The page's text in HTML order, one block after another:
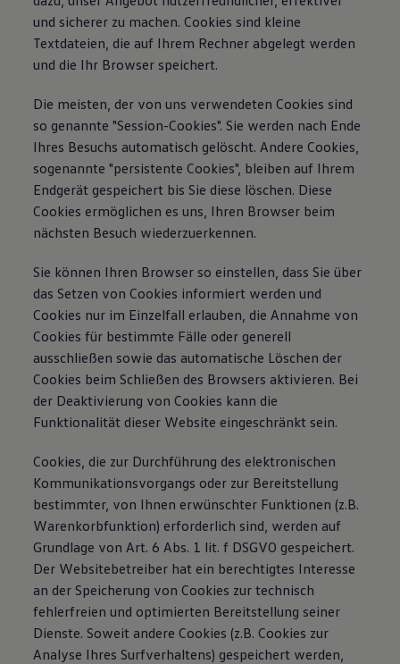
und sicherer zu machen. Cookies sind kleine
Textdateien, die auf Ihrem Rechner abgelegt werden
und die Ihr Browser speichert.
Die meisten, der von uns verwendeten Cookies sind
so genannte "Session-Cookies". Sie werden nach Ende
Ihres Besuchs automatisch gelöscht. Andere Cookies,
sogenannte "persistente Cookies", bleiben auf Ihrem
Endgerät gespeichert bis Sie diese löschen. Diese
Cookies ermöglichen es uns, Ihren Browser beim
nächsten Besuch wiederzuerkennen.
Sie können Ihren Browser so einstellen, dass Sie über
das Setzen von Cookies informiert werden und
Cookies nur im Einzelfall erlauben, die Annahme von
Cookies für bestimmte Fälle oder generell
ausschließen sowie das automatische Löschen der
Cookies beim Schließen des Browsers aktivieren. Bei
der Deaktivierung von Cookies kann die
Funktionalität dieser Website eingeschränkt sein.
Cookies, die zur Durchführung des elektronischen
Kommunikationsvorgangs oder zur Bereitstellung
bestimmter, von Ihnen erwünschter Funktionen (z.B.
Warenkorbfunktion) erforderlich sind, werden auf
Grundlage von Art. 6 Abs. 1 lit. f DSGVO gespeichert.
Der Websitebetreiber hat ein berechtigtes Interesse
an der Speicherung von Cookies zur technisch
fehlerfreien und optimierten Bereitstellung seiner
Dienste. Soweit andere Cookies (z.B. Cookies zur
Analyse Ihres Surfverhaltens) gespeichert werden,